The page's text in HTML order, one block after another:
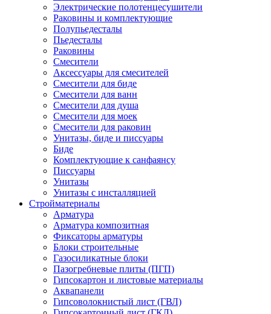
Электрические полотенцесушители
Раковины и комплектующие
Полупьедесталы
Пьедесталы
Раковины
Смесители
Аксессуары для смесителей
Смесители для биде
Смесители для ванн
Смесители для душа
Смесители для моек
Смесители для раковин
Унитазы, биде и писсуары
Биде
Комплектующие к санфаянсу
Писсуары
Унитазы
Унитазы с инсталляцией
Стройматериалы
Арматура
Арматура композитная
Фиксаторы арматуры
Блоки строительные
Газосиликатные блоки
Пазогребневые плиты (ПГП)
Гипсокартон и листовые материалы
Аквапанели
Гипсоволокнистый лист (ГВЛ)